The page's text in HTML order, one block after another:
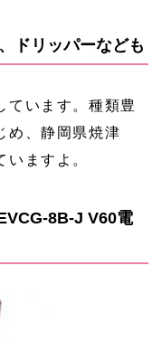
ドリッパーなども
ています。種類豊
め、静岡県焼津
ますよ。
8B-J V60電